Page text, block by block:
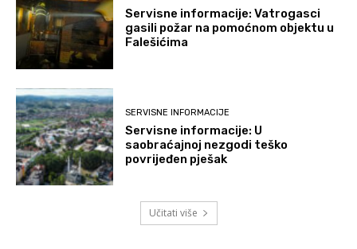
Servisne informacije: Vatrogasci
gasili požar na pomoćnom objektu u
Falešićima
SERVISNE INFORMACIJE
Servisne informacije: U
saobraćajnoj nezgodi teško
povrijeđen pješak
Učitati više